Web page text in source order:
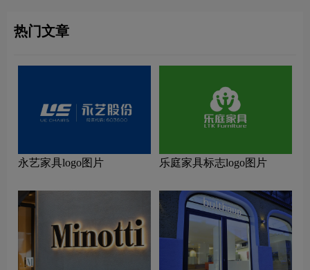
热门文章
永艺家具logo图片 乐庭家具标志logo图片